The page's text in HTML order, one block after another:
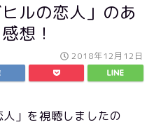
ルの恋人」のあ
想！
2018年12月12日
」を視聴しましたの